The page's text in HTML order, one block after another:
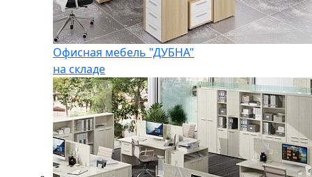
Офисная мебель "ДУБНА"
на складе